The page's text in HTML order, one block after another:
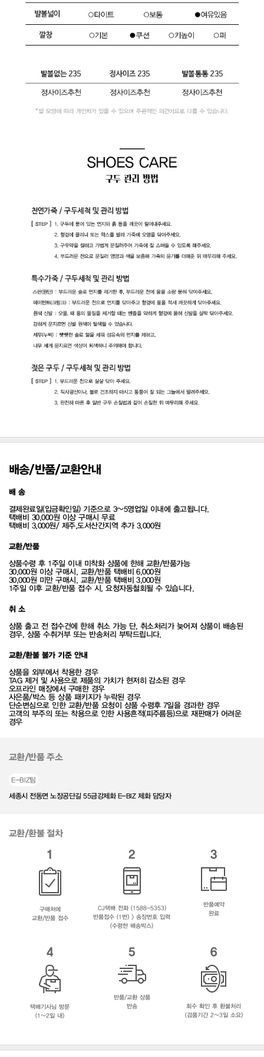
배송/반품/교환안내
배 송
결제완료일(입금확인일) 기준으로 3~5영업일 이내에 출고됩니다.
택배비 30,000원 이상 구매시 무료
택배비 3,000원/ 제주,도서산간지역 추가 3,000원
교환/반품
상품수령 후 1주일 이내 미착화 상품에 한해 교환/반품가능
30,000원 이상 구매시, 교환/반품 택배비 6,000원
30,000원 미만 구매시, 교환/반품 택배비 3,000원
1주일 이후 교환/반품 접수 시, 요청자동철회될 수 있습니다.
취 소
상품 출고 전 접수건에 한해 취소 가능 단, 취소처리가 늦어져 상품이 배송된
경우, 상품 수취거부 또는 반송처리 부탁드립니다.
교환/환불 불가 기준 안내
상품을 외부에서 착용한 경우
TAG 제거 및 사용으로 제품의 가치가 현저히 감소된 경우
오프라인 매장에서 구매한 경우
사은품/박스 등 상품 패키지가 누락된 경우
단순변심으로 인한 교환/반품 요청이 상품 수령후 7일을 경과한 경우
고객의 부주의 또는 착용으로 인한 사용흔적(피주름등)으로 재판매가 어려운
경우
교환/반품 주소
E-BIZ팀
세종시 전동면 노장공단길 55금강제화 E-BIZ 제화 담당자
교환/환불 절차
1
구매처에
교환/반품 접수
2
CJ택배 전화 (1588-5353)
반품접수 (1번) > 송장번호 입력
(수령한 배송박스)
3
반품예약
완료
4
택배기사님 방문
(1~2일 내)
5
반품/교환 상품
반송
6
회수 확인 후 환불처리
(검품기간 2~3일 소요)